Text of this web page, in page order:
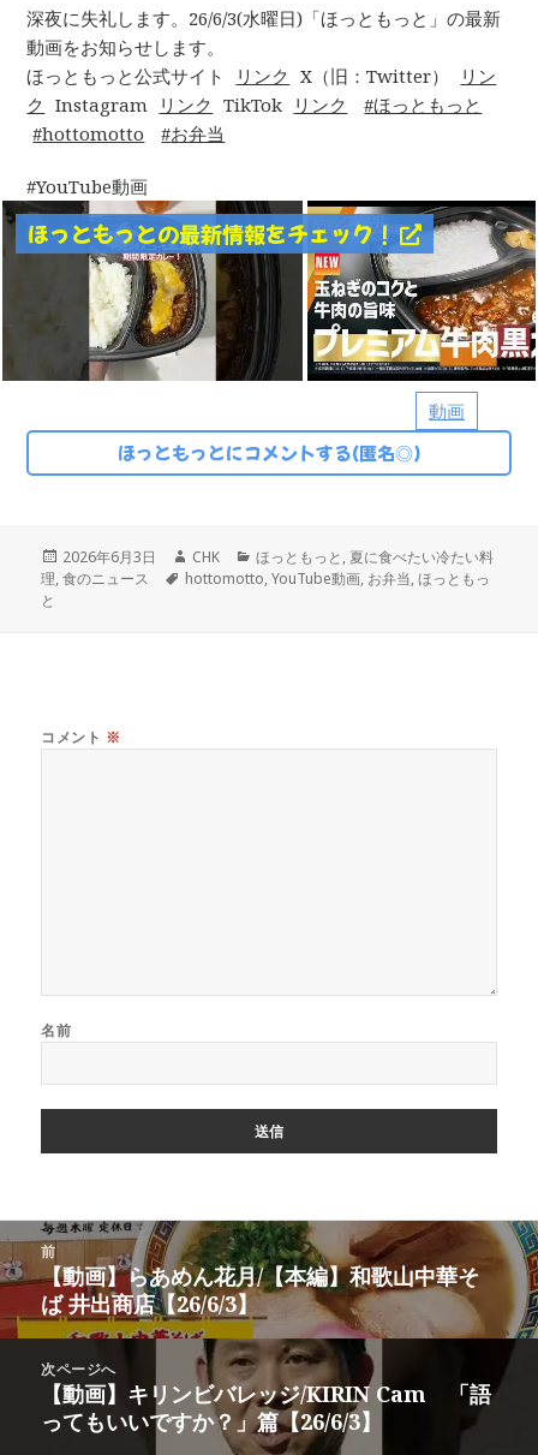
深夜に失礼します。26/6/3(水曜日)「ほっともっと」の最新
動画をお知らせします。
ほっともっと公式サイト
リンク X（旧：Twitter）
リン
ク Instagram リンク TikTok リンク
ほっともっと
hottomotto
お弁当
動画
YouTube動画
ほっともっとの最新情報をチェック！
ほっともっとにコメントする(匿名◎)
投
稿
2026年6月3日
作
成
CHK
カ
テ
ほっともっと , 夏に食べたい冷たい料
理,食のニュース
タ
hottomotto,YouTube動画, お弁当,ほっともっ
と
コメント ※
名前
投
稿
ナ
ビ
前
前
の
投
稿:
【動画】らあめん花月/【本編】和歌山中華そ
ば 井出商店【26/6/3】
次ページへ
次
の
【動画】キリンビバレッジ/KIRIN Cam 「語
ってもいいですか？」篇【26/6/3】